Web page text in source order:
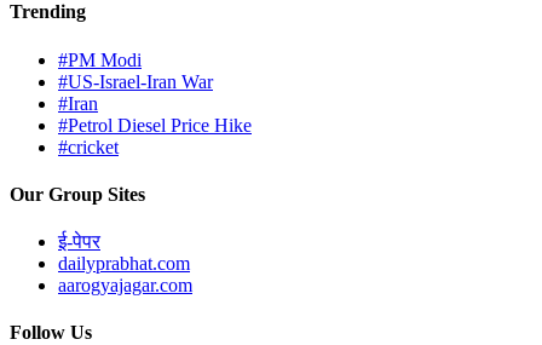
Trending
#PM Modi
#US-Israel-Iran War
#Iran
#Petrol Diesel Price Hike
#cricket
Our Group Sites
ई-पेपर
dailyprabhat.com
aarogyajagar.com
Follow Us